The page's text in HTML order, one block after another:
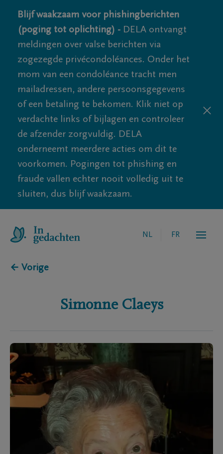
Blijf waakzaam voor phishingberichten
(poging tot oplichting) - DELA ontvangt
meldingen over valse berichten via
zogezegde privécondoléances. Onder het
mom van een condoléance tracht men
mailadressen, andere persoonsgegevens
of een betaling te bekomen. Klik niet op
verdachte links of bijlagen en controleer
de afzender zorgvuldig. DELA
onderneemt meerdere acties om dit te
voorkomen. Pogingen tot phishing en
fraude vallen echter nooit volledig uit te
sluiten, dus blijf waakzaam.
NL FR
← Vorige
Simonne Claeys